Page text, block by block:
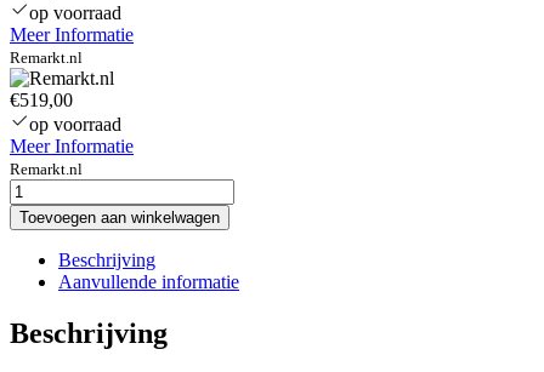
op voorraad
Meer Informatie
Remarkt.nl
€519,00
op voorraad
Meer Informatie
Remarkt.nl
dell-
latitude-
3301-
intel-
core-
8e-
generatie-
Toevoegen aan winkelwagen
Beschrijving
Aanvullende informatie
Beschrijving